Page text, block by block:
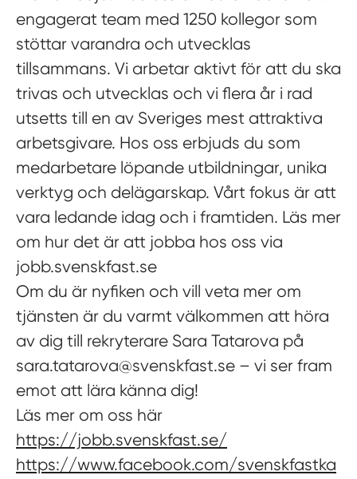
engagerat team med 1250 kollegor som
stöttar varandra och utvecklas
tillsammans. Vi arbetar aktivt för att du ska
trivas och utvecklas och vi flera år i rad
utsetts till en av Sveriges mest attraktiva
arbetsgivare. Hos oss erbjuds du som
medarbetare löpande utbildningar, unika
verktyg och delägarskap. Vårt fokus är att
vara ledande idag och i framtiden. Läs mer
om hur det är att jobba hos oss via
jobb.svenskfast.se
Om du är nyfiken och vill veta mer om
tjänsten är du varmt välkommen att höra
av dig till rekryterare Sara Tatarova på
sara.tatarova@svenskfast.se – vi ser fram
emot att lära känna dig!
Läs mer om oss här
https://jobb.svenskfast.se/
https://www.facebook.com/svenskfastka